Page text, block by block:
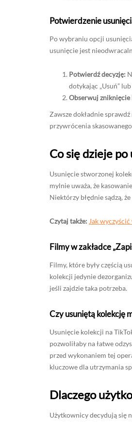
Potwierdzenie
Po wybraniu opcji
usunięcie jest
Potwierdź decyzję:
dotykając „Usuń”
Obserwuj zniknięcie
Zawsze dokładnie
przywrócenia
Co się dzieje
Usunięcie stworzonej
mylnie uważa, że
Niektórzy błędnie sądzą,
Czytaj także: Jak
Filmy w zakładce
Filmy, które były częścią
kolekcji jedynie
jeśli zajdzie taka potrzeba.
Czy usuniętą kolekcję
Usunięcie kolekcji na
pozwoliłaby na łatwe
przed wykonaniem tej
kluczowe dla utrzymania
Dlaczego
Użytkownicy decydują się